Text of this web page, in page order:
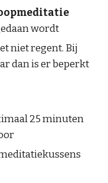
wordt
niet regent. Bij
dan is er beperkt
25 minuten